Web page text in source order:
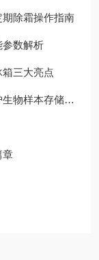
除霜操作指南
数解析
三大亮点
样本存储安全
章